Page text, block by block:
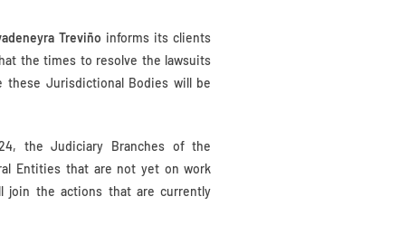
Treviño informs its clients
the times to resolve the lawsuits
these Jurisdictional Bodies will be
the Judiciary Branches of the
Entities that are not yet on work
join the actions that are currently